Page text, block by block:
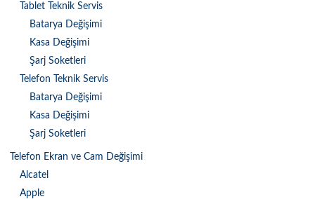
Tablet Teknik Servis
Batarya Değişimi
Kasa Değişimi
Şarj Soketleri
Telefon Teknik Servis
Batarya Değişimi
Kasa Değişimi
Şarj Soketleri
Telefon Ekran ve Cam Değişimi
Alcatel
Apple